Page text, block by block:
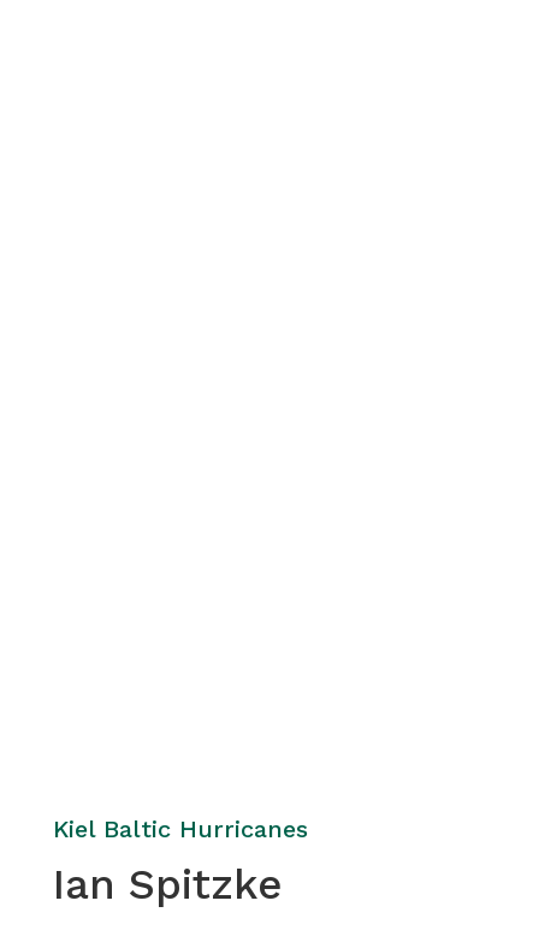
Kiel Baltic Hurricanes
Ian Spitzke